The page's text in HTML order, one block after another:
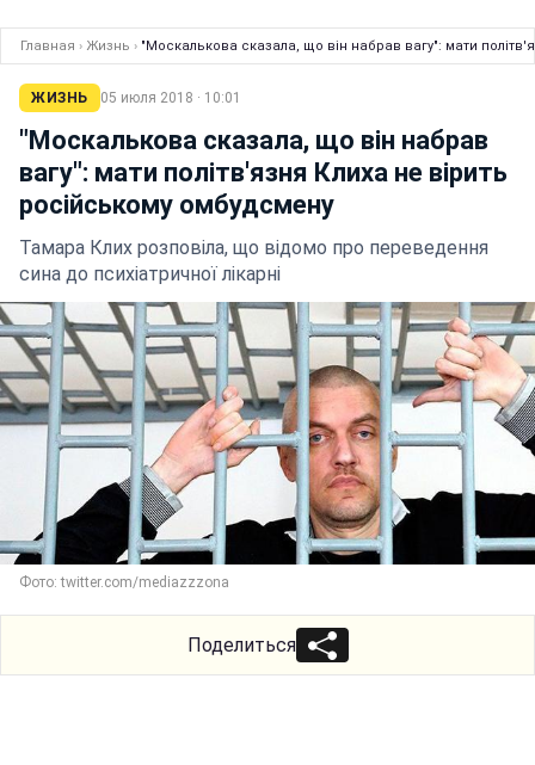
Главная › Жизнь › "Москалькова сказала, що він набрав вагу": мати
ЖИЗНЬ 05 июля 2018 · 10:01
"Москалькова сказала, що він набрав
вагу": мати політв'язня Клиха не вірить
російському омбудсмену
Тамара Клих розповіла, що відомо про переведення
сина до психіатричної лікарні
Фото: twitter.com/mediazzzona
Поделиться